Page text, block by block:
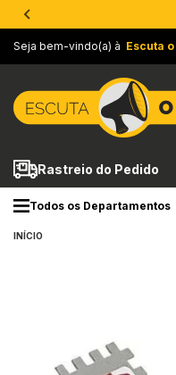
Seja bem-vindo(a) à Escuta
Rastreio do Pedido
Todos os Departamentos
INÍCIO